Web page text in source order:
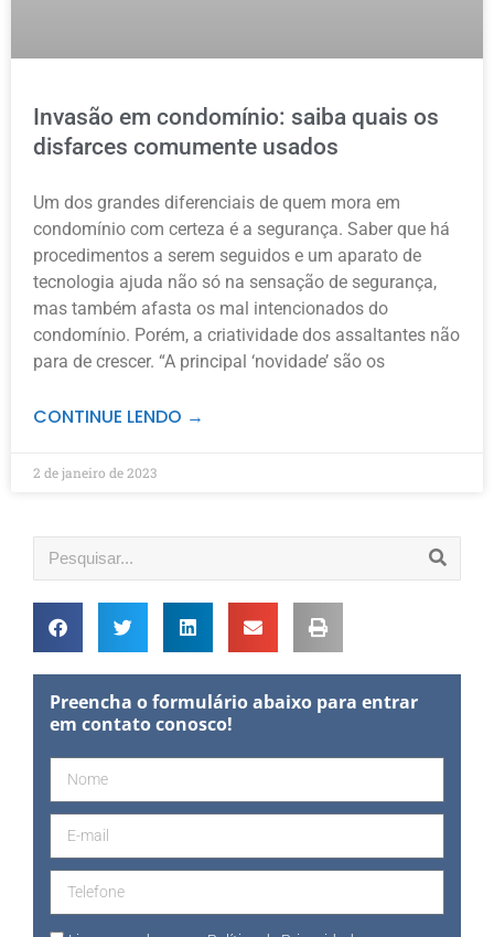
Invasão em condomínio: saiba quais os
disfarces comumente usados
Um dos grandes diferenciais de quem mora em
condomínio com certeza é a segurança. Saber que há
procedimentos a serem seguidos e um aparato de
tecnologia ajuda não só na sensação de segurança,
mas também afasta os mal intencionados do
condomínio. Porém, a criatividade dos assaltantes não
para de crescer. “A principal ‘novidade’ são os
CONTINUE LENDO →
2 de janeiro de 2023
Preencha o formulário abaixo para entrar
em contato conosco!